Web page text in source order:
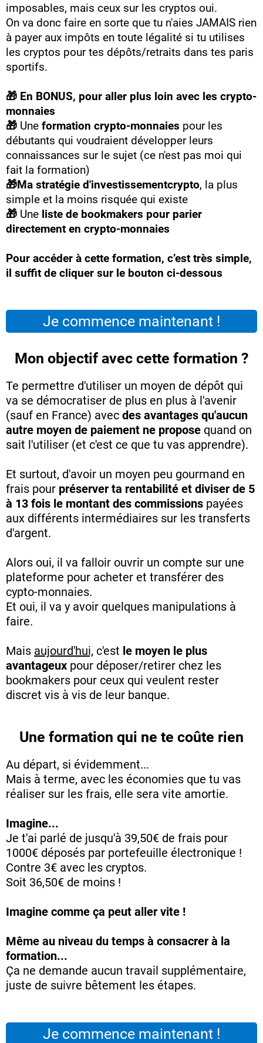
imposables, mais ceux sur les cryptos oui.
On va donc faire en sorte que tu n'aies JAMAIS rien
à payer aux impôts en toute légalité si tu utilises
les cryptos pour tes dépôts/retraits dans tes paris
sportifs.
🎁 En BONUS, pour aller plus loin avec les crypto-
monnaies
🎁 Une formation crypto-monnaies pour les
débutants qui voudraient développer leurs
connaissances sur le sujet (ce n'est pas moi qui
fait la formation)
🎁Ma stratégie d'investissementcrypto, la plus
simple et la moins risquée qui existe
🎁 Une liste de bookmakers pour parier
directement en crypto-monnaies
Pour accéder à cette formation, c’est très simple,
il suffit de cliquer sur le bouton ci-dessous
Je commence maintenant !
Mon objectif avec cette formation ?
Te permettre d'utiliser un moyen de dépôt qui
va se démocratiser de plus en plus à l'avenir
(sauf en France) avec des avantages qu'aucun
autre moyen de paiement ne propose quand on
sait l'utiliser (et c'est ce que tu vas apprendre).
Et surtout, d'avoir un moyen peu gourmand en
frais pour préserver ta rentabilité et diviser de 5
à 13 fois le montant des commissions payées
aux différents intermédiaires sur les transferts
d'argent.
Alors oui, il va falloir ouvrir un compte sur une
plateforme pour acheter et transférer des
cypto-monnaies.
Et oui, il va y avoir quelques manipulations à
faire.
Mais aujourd'hui, c'est le moyen le plus
avantageux pour déposer/retirer chez les
bookmakers pour ceux qui veulent rester
discret vis à vis de leur banque.
Une formation qui ne te coûte rien
Au départ, si évidemment...
Mais à terme, avec les économies que tu vas
réaliser sur les frais, elle sera vite amortie.
Imagine...
Je t'ai parlé de jusqu'à 39,50€ de frais pour
1000€ déposés par portefeuille électronique !
Contre 3€ avec les cryptos.
Soit 36,50€ de moins !
Imagine comme ça peut aller vite !
Même au niveau du temps à consacrer à la
formation...
Ça ne demande aucun travail supplémentaire,
juste de suivre bêtement les étapes.
Je commence maintenant !